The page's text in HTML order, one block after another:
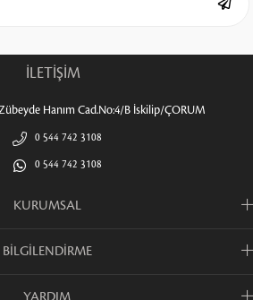
İLETİŞİM
Hanım Cad.No:4/B İskilip/ÇORUM
0 544 742 3108
0 544 742 3108
KURUMSAL
BİLGİLENDİRME